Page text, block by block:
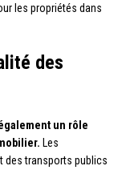
les propriétés dans
des
un rôle
Les
des transports publics